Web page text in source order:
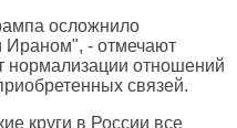
осложнило
Ираном", - отмечают
нормализации отношений
связей.
круги в России все